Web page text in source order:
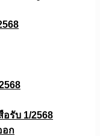
อรับ 1/2568
อก